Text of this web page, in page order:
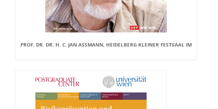
PROF. DR. DR. H. C. JAN ASSMANN, HEIDELBERG KLEINER FESTSAAL IM